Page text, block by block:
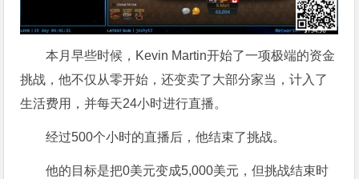
本月早些时候，Kevin Martin开始了一项极端的资金
挑战，他不仅从零开始，还变卖了大部分家当，计入了
生活费用，并每天24小时进行直播。
经过500个小时的直播后，他结束了挑战。
他的目标是把0美元变成5,000美元，但挑战结束时